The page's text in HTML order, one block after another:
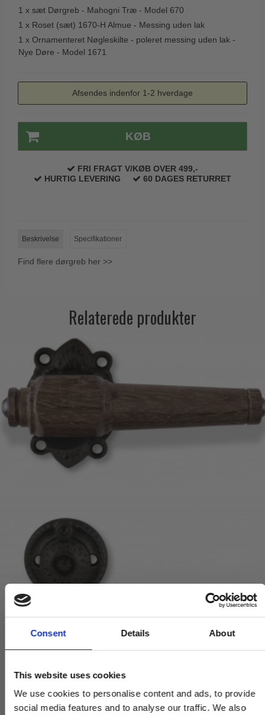
Consent Details About
This website uses cookies
We use cookies to personalise content and ads, to provide
social media features and to analyse our traffic. We also
1 x sæt Dørgreb - Mahogni Træ - Model 670
1 x Roset (sæt) 1670-H Almue - Messing uden lak
1 x Ornamenteret Nøgleskilte - poleret messing uden lak -
Nye Døre - Model 1671
Afsendes indenfor 1-2 hverdage
KØB
FRI FRAGT V/KØB OVER 499,-
HURTIG LEVERING
60 DAGES RETURRET
Beskrivelse Specifikationer
Find flere dørgreb her >>
Relaterede produkter
SVANEMØLLEN - Røget eg og oxideret messing - Ældre døre
SVANEMOLLEN1001
VIS PRODUKT